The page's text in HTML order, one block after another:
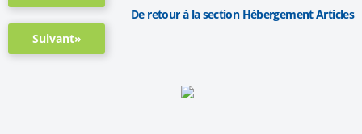
Suivant»
De retour à la section Hébergement Articles